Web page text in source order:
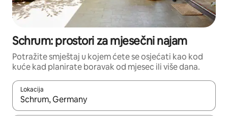
Schrum: prostori za mjesečni najam
Potražite smještaj u kojem ćete se osjećati kao kod
kuće kad planirate boravak od mjesec ili više dana.
Lokacija
Kada budu dostupni rezultati, moći ćete ih pregledati